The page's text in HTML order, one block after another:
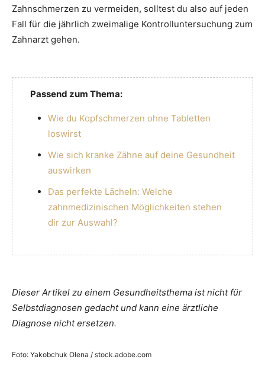
Zahnschmerzen zu vermeiden, solltest du also auf jeden
Fall für die jährlich zweimalige Kontrolluntersuchung zum
Zahnarzt gehen.
Passend zum Thema:
Wie du Kopfschmerzen ohne Tabletten
loswirst
Wie sich kranke Zähne auf deine Gesundheit
auswirken
Das perfekte Lächeln: Welche
zahnmedizinischen Möglichkeiten stehen
dir zur Auswahl?
Dieser Artikel zu einem Gesundheitsthema ist nicht für
Selbstdiagnosen gedacht und kann eine ärztliche
Diagnose nicht ersetzen.
Foto: Yakobchuk Olena / stock.adobe.com